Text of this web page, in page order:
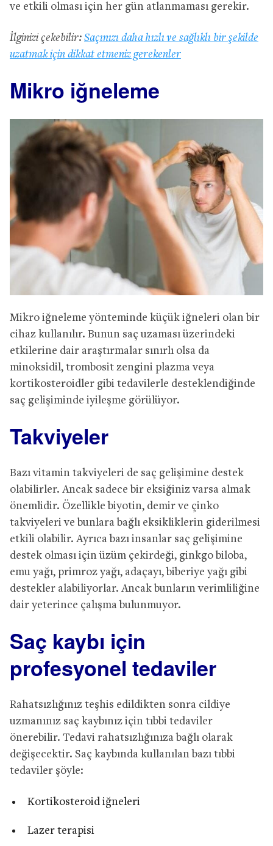
ve etkili olması için her gün atlanmaması gerekir.
İlginizi çekebilir: Saçınızı daha hızlı ve sağlıklı bir şekilde
uzatmak için dikkat etmeniz gerekenler
Mikro iğneleme
Mikro iğneleme yönteminde küçük iğneleri olan bir
cihaz kullanılır. Bunun saç uzaması üzerindeki
etkilerine dair araştırmalar sınırlı olsa da
minoksidil, trombosit zengini plazma veya
kortikosteroidler gibi tedavilerle desteklendiğinde
saç gelişiminde iyileşme görülüyor.
Takviyeler
Bazı vitamin takviyeleri de saç gelişimine destek
olabilirler. Ancak sadece bir eksiğiniz varsa almak
önemlidir. Özellikle biyotin, demir ve çinko
takviyeleri ve bunlara bağlı eksikliklerin giderilmesi
etkili olabilir. Ayrıca bazı insanlar saç gelişimine
destek olması için üzüm çekirdeği, ginkgo biloba,
emu yağı, primroz yağı, adaçayı, biberiye yağı gibi
destekler alabiliyorlar. Ancak bunların verimliliğine
dair yeterince çalışma bulunmuyor.
Saç kaybı için
profesyonel tedaviler
Rahatsızlığınız teşhis edildikten sonra cildiye
uzmanınız saç kaybınız için tıbbi tedaviler
önerebilir. Tedavi rahatsızlığınıza bağlı olarak
değişecektir. Saç kaybında kullanılan bazı tıbbi
tedaviler şöyle:
Kortikosteroid iğneleri
Lazer terapisi